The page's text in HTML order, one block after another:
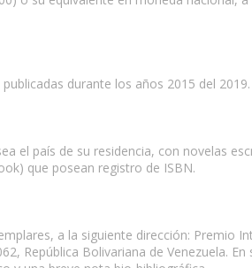
durante los años 2015 del 2019.
el país de su residencia, con novelas
que posean registro de ISBN.
a la siguiente dirección: Premio
República Bolivariana de Venezuela.